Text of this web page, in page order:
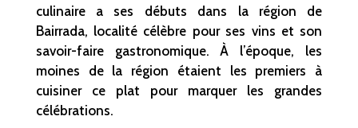
culinaire a ses débuts dans la région de
Bairrada, localité célèbre pour ses vins et son
savoir-faire gastronomique. À l’époque, les
moines de la région étaient les premiers à
cuisiner ce plat pour marquer les grandes
célébrations.